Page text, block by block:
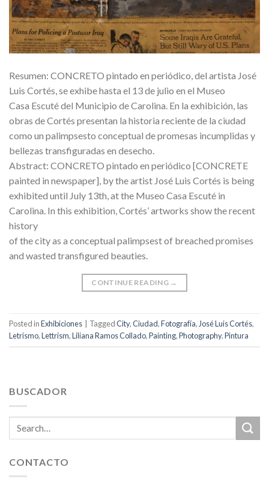
Resumen: CONCRETO pintado en periódico, del artista José
Luis Cortés, se exhibe hasta el 13 de julio en el Museo
Casa Escuté del Municipio de Carolina. En la exhibición, las
obras de Cortés presentan la historia reciente de la ciudad
como un palimpsesto conceptual de promesas incumplidas y
bellezas transfiguradas en desecho.
Abstract: CONCRETO pintado en periódico [CONCRETE
painted in newspaper], by the artist José Luis Cortés is being
exhibited until July 13th, at the Museo Casa Escuté in
Carolina. In this exhibition, Cortés’ artworks show the recent
history
of the city as a conceptual palimpsest of breached promises
and wasted transfigured beauties.
CONTINUE READING →
Posted inExhibiciones TaggedCity,Ciudad,Fotografía,José Luis Cortés,
Letrismo,Lettrism,Liliana Ramos Collado,Painting,Photography,Pintura
BUSCADOR
CONTACTO